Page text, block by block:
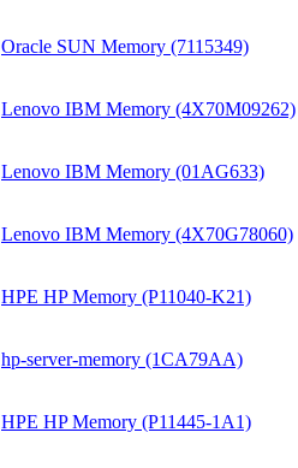
Oracle SUN Memory (7115349)
Lenovo IBM Memory (4X70M09262)
Lenovo IBM Memory (01AG633)
Lenovo IBM Memory (4X70G78060)
HPE HP Memory (P11040-K21)
hp-server-memory (1CA79AA)
HPE HP Memory (P11445-1A1)